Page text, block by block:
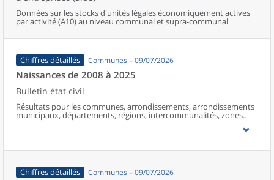
Données sur les stocks d'unités légales économiquement actives
par activité (A10) au niveau communal et supra-communal
Chiffres détaillés Communes – 09/07/2026
Naissances de 2008 à 2025
Bulletin état civil
Résultats pour les communes, arrondissements, arrondissements
municipaux, départements, régions, intercommunalités, zones
d’emploi, bassins de vie, unités urbaines et aires d’attraction des
Chiffres détaillés Communes – 09/07/2026